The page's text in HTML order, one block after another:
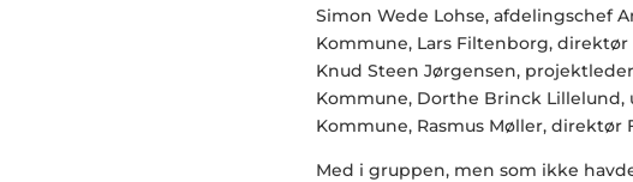
Simon Wede Lohse, afdelingschef
Kommune, Lars Filtenborg, direktør
Knud Steen Jørgensen,
Kommune, Dorthe Brinck
Kommune, Rasmus Møller, direktør
Med i gruppen, men som ikke